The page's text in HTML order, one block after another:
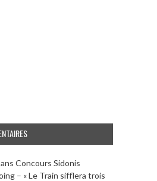
Concours Sidonis
– « Le Train sifflera trois